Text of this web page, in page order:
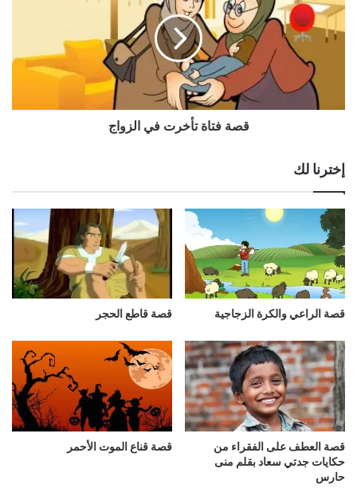
قصة فتاة تأخرت في الزواج
إخترنا لك
قصة الراعي والكرة الزجاجية قصة قاطع الحجر
قصة العطف على الفقراء من
حكايات جدتي سعاد بقلم منى
حارس
قصة قناع الموت الأحمر